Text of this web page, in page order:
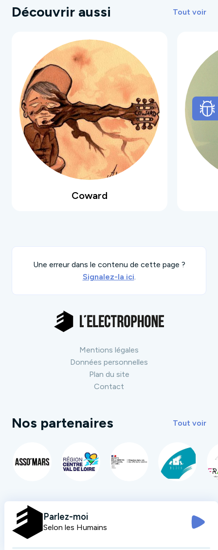
tourangeaux, passionnés de pop et de rock
festivals régionaux, avant de faire leurs preuves
dans certains lieux mythiques de la capitale
(Cabaret Sauvage, Divan du Monde, Gibus, etc...)
Leur son est ancré dans la tradition d'un certain
songwriting britpop propre aux groupes d'outre-
manche d'hier et d'aujourd'hui, et leur volonté
est de créer une musique sincère et
intemporelle. La sortie de leur premier EP "Dont
Start Today Tomorrow" est prévu pour avril 2013.
Découvrir aussi Tout voir
Coward
Une erreur dans le contenu de cette page ?
Signalez-la ici.
Mentions légales
Données personnelles
Plan du site
Contact
Nos partenaires Tout voir
Parlez-moi
Selon les Humains